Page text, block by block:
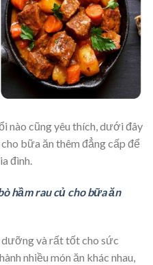
nào cũng yêu thích, dưới đây
bữa ăn thêm đẳng cấp để
đình.
hầm rau củ cho bữa ăn
và rất tốt cho sức
nhiều món ăn khác nhau,